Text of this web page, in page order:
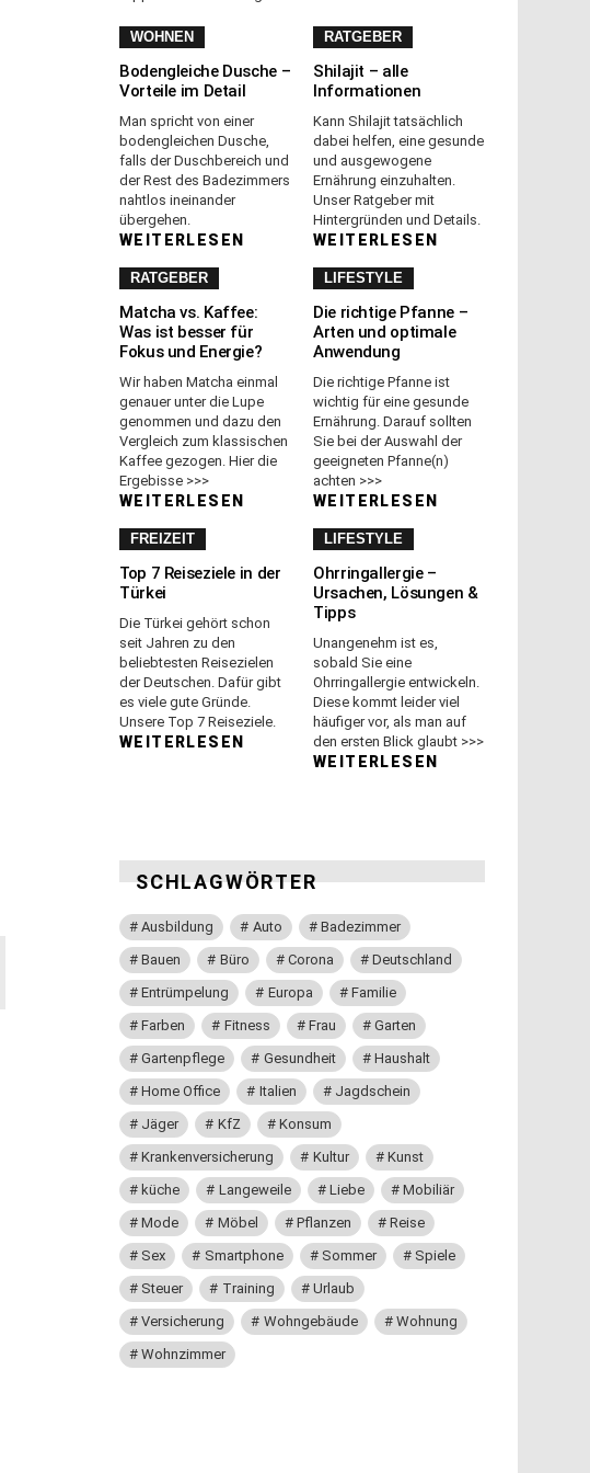
WOHNEN
Bodengleiche Dusche –
Vorteile im Detail
Man spricht von einer
bodengleichen Dusche,
falls der Duschbereich und
der Rest des Badezimmers
nahtlos ineinander
übergehen.
WEITERLESEN
RATGEBER
Shilajit – alle
Informationen
Kann Shilajit tatsächlich
dabei helfen, eine gesunde
und ausgewogene
Ernährung einzuhalten.
Unser Ratgeber mit
Hintergründen und Details.
WEITERLESEN
RATGEBER
Matcha vs. Kaffee:
Was ist besser für
Fokus und Energie?
Wir haben Matcha einmal
genauer unter die Lupe
genommen und dazu den
Vergleich zum klassischen
Kaffee gezogen. Hier die
Ergebisse >>>
WEITERLESEN
LIFESTYLE
Die richtige Pfanne –
Arten und optimale
Anwendung
Die richtige Pfanne ist
wichtig für eine gesunde
Ernährung. Darauf sollten
Sie bei der Auswahl der
geeigneten Pfanne(n)
achten >>>
WEITERLESEN
FREIZEIT
Top 7 Reiseziele in der
Türkei
Die Türkei gehört schon
seit Jahren zu den
beliebtesten Reisezielen
der Deutschen. Dafür gibt
es viele gute Gründe.
Unsere Top 7 Reiseziele.
WEITERLESEN
LIFESTYLE
Ohrringallergie –
Ursachen, Lösungen &
Tipps
Unangenehm ist es,
sobald Sie eine
Ohrringallergie entwickeln.
Diese kommt leider viel
häufiger vor, als man auf
den ersten Blick glaubt >>>
WEITERLESEN
SCHLAGWÖRTER
Ausbildung Auto
Badezimmer
Bauen
Büro Corona
Deutschland
Entrümpelung
Europa
Familie
Farben
Fitness Frau
Garten
Gartenpflege
Gesundheit
Haushalt
Home Office
Italien
Jagdschein
Jäger
KfZ
Konsum
Krankenversicherung
Kultur
Kunst
küche
Langeweile Liebe
Mobiliär
Mode
Möbel Pflanzen
Reise
Sex
Smartphone Sommer
Spiele
Steuer
Training
Urlaub
Versicherung
Wohngebäude
Wohnung
Wohnzimmer